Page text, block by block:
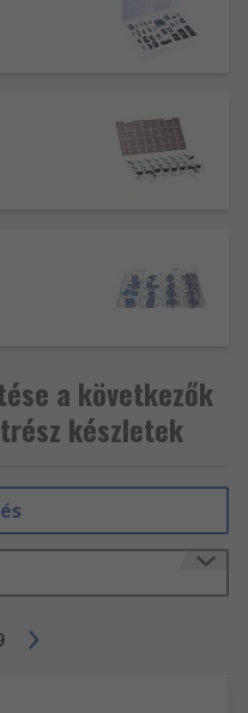
a következők
készletek